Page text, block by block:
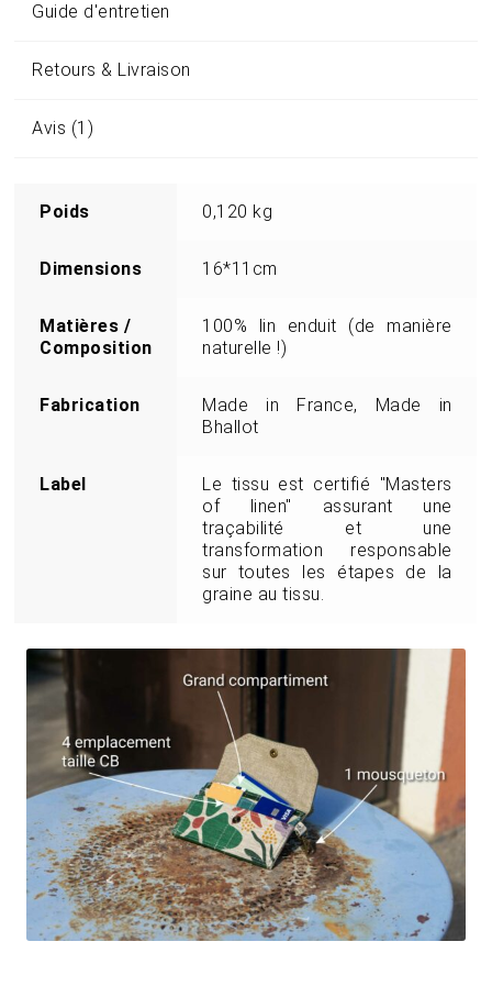
Guide d'entretien
Retours & Livraison
Avis (1)
Poids 0,120 kg
Dimensions 16*11cm
Matières /
Composition
100% lin enduit (de manière
naturelle !)
Fabrication
Made in France, Made in
Bhallot
Label
Le tissu est certifié "Masters
of linen" assurant une
traçabilité et une
transformation responsable
sur toutes les étapes de la
graine au tissu.